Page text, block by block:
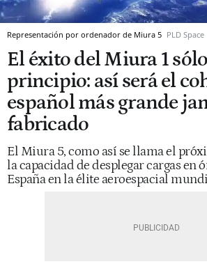
Representación por ordenador de Miura 5 PLD Space
El éxito del Miura 1
principio: así será el
español más grande
fabricado
El Miura 5, como así se llama el
la capacidad de desplegar cargas en
España en la élite aeroespacial